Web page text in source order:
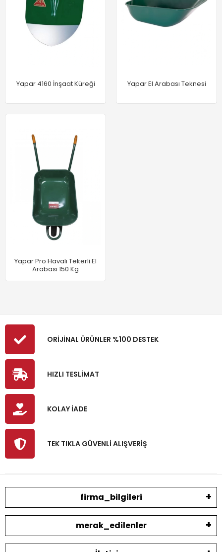
Yapar 4160 İnşaat Küreği Yapar El Arabası Teknesi
Yapar Pro Havalı Tekerli El
Arabası 150 Kg
ORİJİNAL ÜRÜNLER %100 DESTEK
HIZLI TESLİMAT
KOLAY İADE
TEK TIKLA GÜVENLİ ALIŞVERİŞ
firma_bilgileri
merak_edilenler